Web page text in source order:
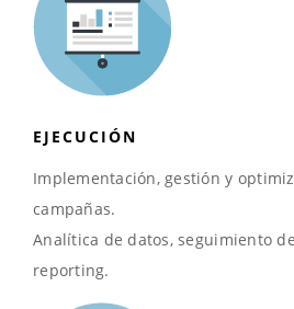
EJECUCIÓN
Implementación, gestión y
campañas.
Analítica de datos, seguimiento
reporting.